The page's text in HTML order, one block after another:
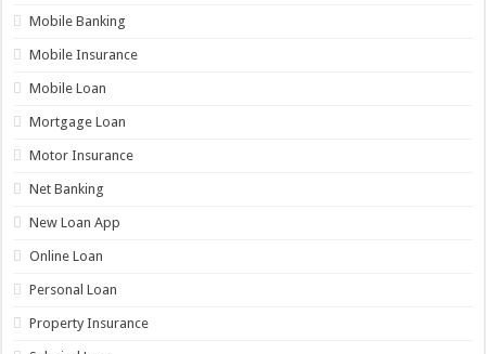
Mobile Banking
Mobile Insurance
Mobile Loan
Mortgage Loan
Motor Insurance
Net Banking
New Loan App
Online Loan
Personal Loan
Property Insurance